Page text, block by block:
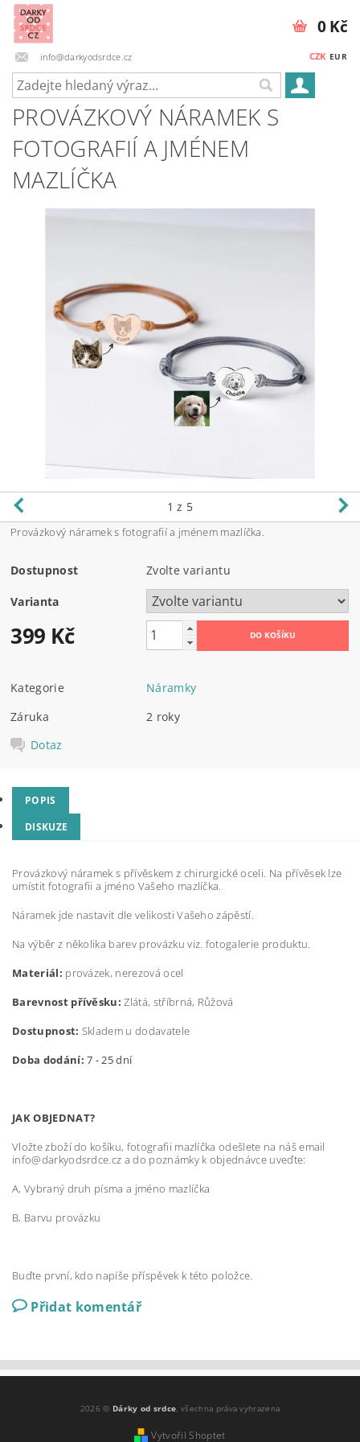
info@darkyodsrdce.cz CZK EUR
0 Kč
PROVÁZKOVÝ NÁRAMEK S
FOTOGRAFIÍ A JMÉNEM
MAZLÍČKA
1 z 5
Provázkový náramek s fotografií a jménem mazlíčka.
Dostupnost Zvolte variantu
Varianta
399 Kč
Kategorie
Náramky
Záruka
2 roky
Dotaz
POPIS
DISKUZE
Provázkový náramek s přívěskem z chirurgické oceli. Na přívěsek lze
umístit fotografii a jméno Vašeho mazlíčka.
Náramek jde nastavit dle velikosti Vašeho zápěstí.
Na výběr z několika barev provázku viz. fotogalerie produktu.
Materiál: provázek, nerezová ocel
Barevnost přívěsku:Zlátá, stříbrná, Růžová
Dostupnost: Skladem u dodavatele
Doba dodání:7 - 25 dní
JAK OBJEDNAT?
Vložte zboží do košíku, fotografii mazlíčka odešlete na náš email
info@darkyodsrdce.cz a do poznámky k objednávce uveďte:
A, Vybraný druh písma a jméno mazlíčka
B, Barvu provázku
Buďte první, kdo napíše příspěvek k této položce.
Přidat komentář
2026 © Dárky od srdce, všechna práva vyhrazena
Vytvořil Shoptet